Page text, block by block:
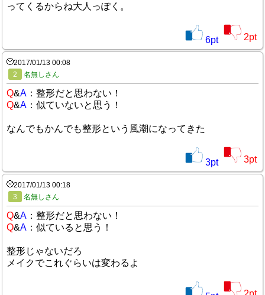
ってくるからね大人っぽく。
6pt 2pt
2017/01/13 00:08
2
名無しさん
Q&A ：整形だと思わない！
Q&A ：似ていないと思う！
なんでもかんでも整形という風潮になってきた
3pt 3pt
2017/01/13 00:18
3
名無しさん
Q&A ：整形だと思わない！
Q&A ：似ていると思う！
整形じゃないだろ
メイクでこれぐらいは変わるよ